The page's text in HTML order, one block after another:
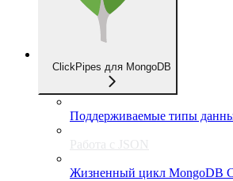
ClickPipes для MongoDB
Поддерживаемые типы
Работа с JSON
Жизненный цикл MongoDB